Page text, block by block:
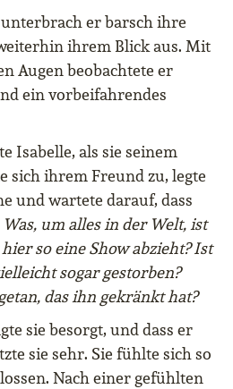
er barsch ihre
ihrem Blick aus. Mit
Augen beobachtete er
ein vorbeifahrendes
Isabelle, als sie seinem
sich ihrem Freund zu, legte
und wartete darauf, dass
Was, um alles in der Welt, ist
so eine Show abzieht? Ist
sogar gestorben?
das ihn gekränkt hat?
sie besorgt, und dass er
sie sehr. Sie fühlte sich so
Nach einer gefühlten